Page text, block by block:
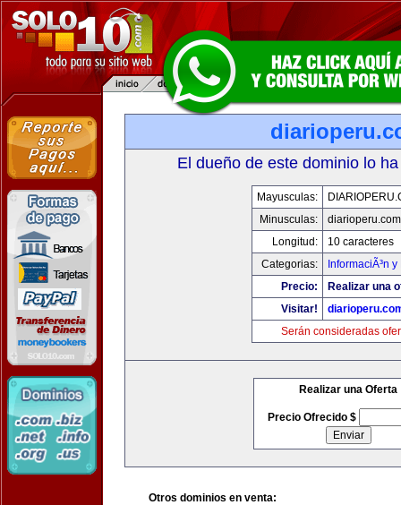
El dueño de este dominio lo
Mayusculas:
Minusculas:
diarioperu.com
Longitud:
10 caracteres
Categorias:
InformaciÃ³n
Precio:
Realizar una
Visitar!
Serán consideradas
Realizar una Oferta
Precio Ofrecido $
Otros dominios en venta: